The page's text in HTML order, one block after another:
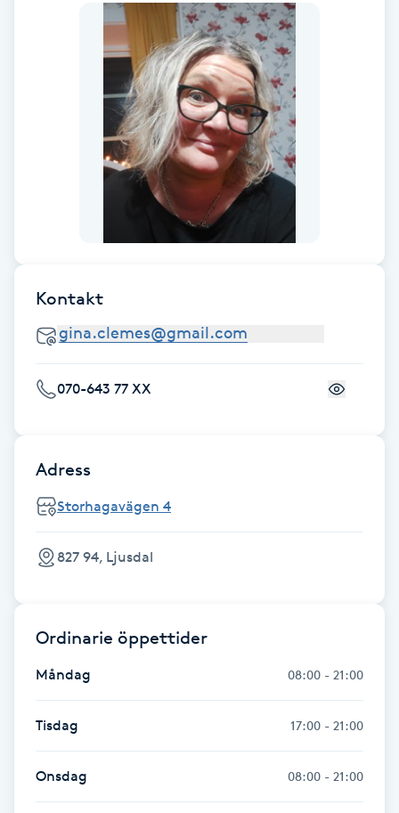
Fransborttagning
Fransförlängning
Fransförlängning Volym
Fransrengöring
Frekvensterapi
Friskvård
Frisör
Kontakt
070-643 77 XX
Adress
Storhagavägen 4
827 94, Ljusdal
Ordinarie öppettider
Måndag 08:00 - 21:00
Tisdag 17:00 - 21:00
Onsdag 08:00 - 21:00